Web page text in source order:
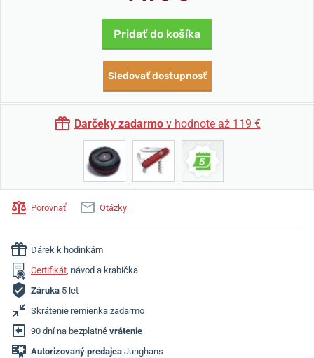
Pridať do košíka
Sledovať dostupnosť
Darčeky zadarmov hodnote až 119 €
Porovnať Otázky
Dárek k hodinkám
Certifikát, návod a krabička
Záruka 5 let
Skrátenie remienka zadarmo
90 dní na bezplatné vrátenie
Autorizovaný predajca Junghans